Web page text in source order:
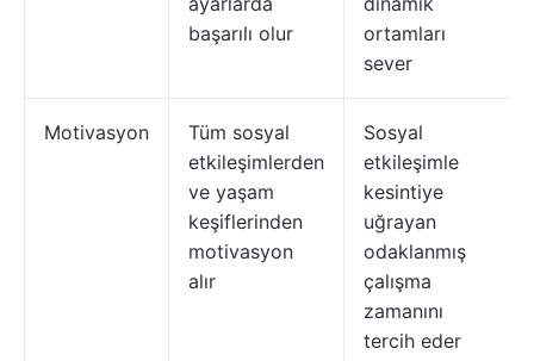
başarılı olur
ortamları
sever
Motivasyon
Tüm sosyal
etkileşimlerden
ve yaşam
keşiflerinden
motivasyon
alır
Sosyal
etkileşimle
kesintiye
uğrayan
odaklanmış
çalışma
zamanını
tercih eder